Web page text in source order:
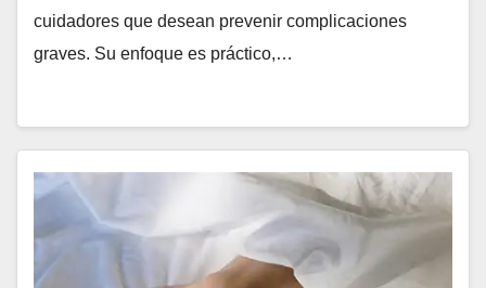
cuidadores que desean prevenir complicaciones
graves. Su enfoque es práctico,…